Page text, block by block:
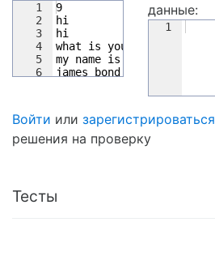
1
2
3
4
5
6
9
hi
hi
what is your name
my name is bond
james bond
данные:
1
Войти или зарегистрироваться
решения на проверку
Тесты